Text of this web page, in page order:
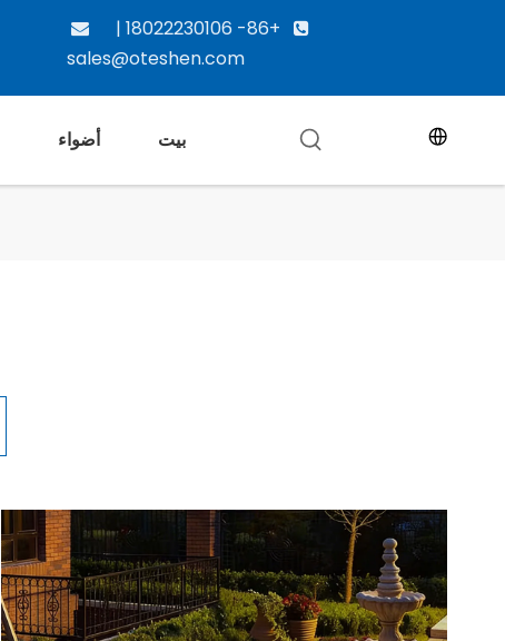

+86- 18022230106 |

sales@oteshen.com
بيت أضواء